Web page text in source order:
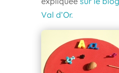
Val d’Or.